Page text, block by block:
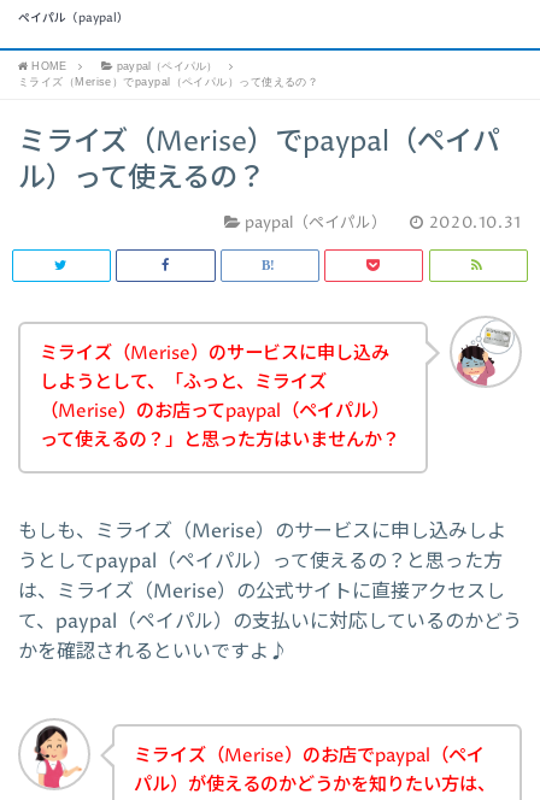
ペイパル（paypal）
HOME
paypal（ペイパル）
ミライズ（Merise）でpaypal（ペイパル）って使えるの？
ミライズ（Merise）でpaypal（ペイパ
ル）って使えるの？
paypal（ペイパル） 2020.10.31
ミライズ（Merise）のサービスに申し込み
しようとして、「ふっと、ミライズ
（Merise）のお店ってpaypal（ペイパル）
って使えるの？」と思った方はいませんか？
もしも、ミライズ（Merise）のサービスに申し込みしよ
うとしてpaypal（ペイパル）って使えるの？と思った方
は、ミライズ（Merise）の公式サイトに直接アクセスし
て、paypal（ペイパル）の支払いに対応しているのかどう
かを確認されるといいですよ♪
ミライズ（Merise）のお店でpaypal（ペイ
パル）が使えるのかどうかを知りたい方は、